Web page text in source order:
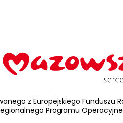
z Europejskiego Funduszu
Programu